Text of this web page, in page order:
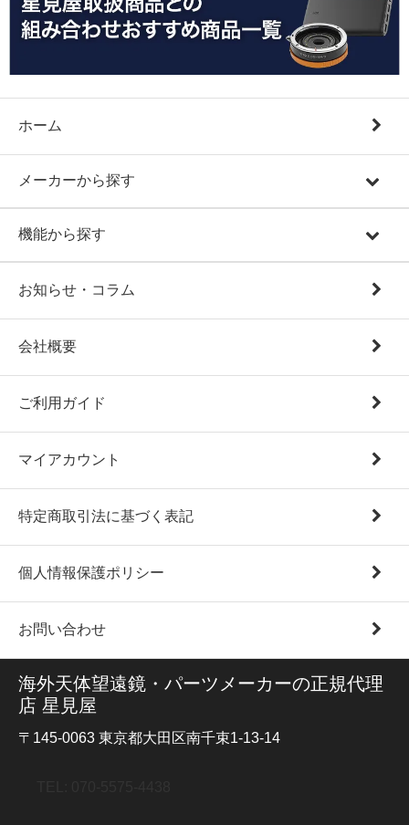
ホーム
メーカーから探す
機能から探す
お知らせ・コラム
会社概要
ご利用ガイド
マイアカウント
特定商取引法に基づく表記
個人情報保護ポリシー
お問い合わせ
海外天体望遠鏡・パーツメーカーの正規代理
店 星見屋
〒145-0063 東京都大田区南千束1-13-14